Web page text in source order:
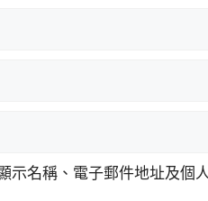
示名稱、電子郵件地址及個